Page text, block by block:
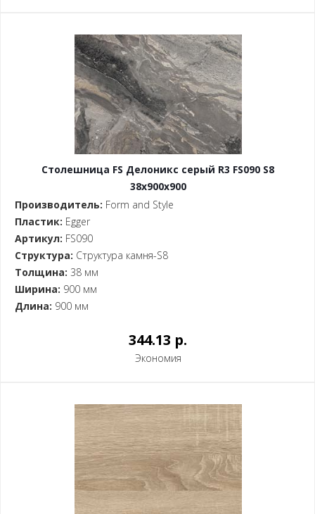
Столешница FS Делоникс серый R3 FS090 S8
38x900x900
Производитель: Form and Style
Пластик: Egger
Артикул: FS090
Структура: Структура камня-S8
Толщина: 38 мм
Ширина: 900 мм
Длина: 900 мм
344.13 p.
Экономия